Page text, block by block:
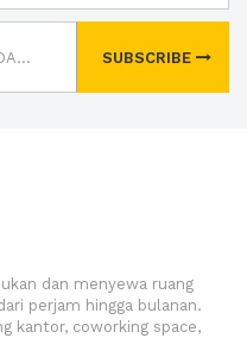
SUBSCRIBE
dan menyewa ruang
perjam hingga bulanan.
kantor, coworking space,